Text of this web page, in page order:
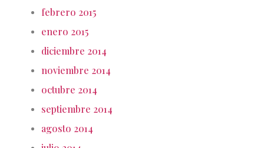
febrero 2015
enero 2015
diciembre 2014
noviembre 2014
octubre 2014
septiembre 2014
agosto 2014